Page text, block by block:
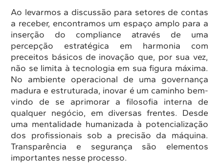
Ao levarmos a discussão para setores de contas
a receber, encontramos um espaço amplo para a
inserção do compliance através de uma
percepção estratégica em harmonia com
preceitos básicos de inovação que, por sua vez,
não se limita à tecnologia em sua figura máxima.
No ambiente operacional de uma governança
madura e estruturada, inovar é um caminho bem-
vindo de se aprimorar a filosofia interna de
qualquer negócio, em diversas frentes. Desde
uma mentalidade humanizada à potencialização
dos profissionais sob a precisão da máquina.
Transparência e segurança são elementos
importantes nesse processo.